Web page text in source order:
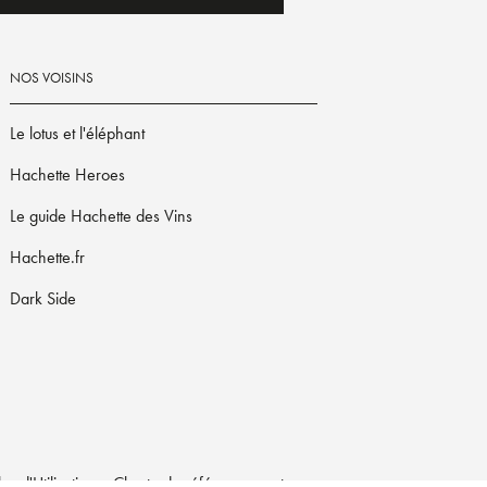
NOS VOISINS
Le lotus et l'éléphant
Hachette Heroes
Le guide Hachette des Vins
Hachette.fr
Dark Side